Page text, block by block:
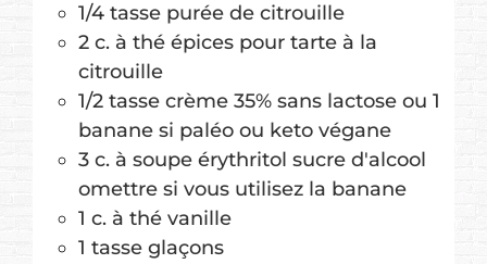
1/4 tasse purée de citrouille
2 c. à thé épices pour tarte à la
citrouille
1/2 tasse crème 35% sans lactose ou 1
banane si paléo ou keto végane
3 c. à soupe érythritol sucre d'alcool
omettre si vous utilisez la banane
1 c. à thé vanille
1 tasse glaçons